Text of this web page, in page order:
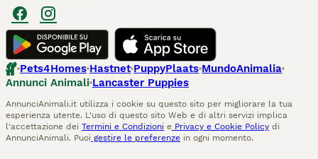
Pets4Homes Hastnet PuppyPlaats MundoAnimalia
Annunci Animali Lancaster Puppies
AnnunciAnimali.it utilizza i cookie su questo sito per migliorare la tua
esperienza utente. L'uso di questo sito Web e di altri servizi implica
l'accettazione dei Termini e Condizioni e Privacy e Cookie Policy di
AnnunciAnimali. Puoi gestire le preferenze in ogni momento.